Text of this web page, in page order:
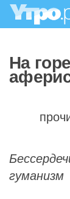
На
гуманизм